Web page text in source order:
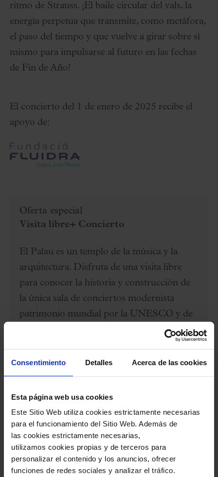
Consentimiento Detalles Acerca de las cookies
Esta página web usa cookies
Este Sitio Web utiliza cookies estrictamente necesarias
para el funcionamiento del Sitio Web. Además de
las cookies estrictamente necesarias,
utilizamos cookies propias y de terceros para
personalizar el contenido y los anuncios, ofrecer
funciones de redes sociales y analizar el tráfico.
ritmo de Strauss. ¡El baile circular del vals, la
energía perpetua que transmite, como metáfora,
el paso del tiempo y que vuelve a girar sobre sí
mismo para impulsarse al futuro en las fechas
de Fin de Año!
El concierto del 1 de enero de 2025 recibe el
apoyo de:
Oferta especial
Visita libre+ Concierto
El Palau es un templo de la música y la
arquitectura. Disfruta de una visita libre
para conocer la historia y construcción de
la única sala de conciertos modernista
patrimonio mundial por la UNESCO y de
un concierto para entender la magia de lo
que no es solo un monumento, sino una
sala viva.
Precio 45 €
categoría C (primer piso lateral filas 3 y 4,
segundo piso entre las filas 2 y 11, palcos
del segundo piso fila 1 y galerías del
órgano) y seleccionar en el desplegable la
tarifa “Visita libre + concierto”. Paquete